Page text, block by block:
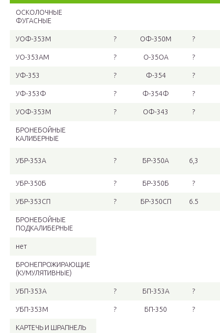
ОСКОЛОЧНЫЕ
ФУГАСНЫЕ
УОФ-353М ? ОФ-350М ?
УО-353АМ ? О-35OА ?
УФ-353 ? Ф-354 ?
УФ-353Ф ? Ф-354Ф ?
УОФ-353М ? ОФ-343 ?
БРОНЕБОЙНЫЕ
КАЛИБЕРНЫЕ
УБР-353А ? БР-350А 6,3
УБР-350Б ? БР-350Б ?
УБР-353СП ? БР-350СП 6.5
БРОНЕБОЙНЫЕ
ПОДКАЛИБЕРНЫЕ
нет
БРОНЕПРОЖИРАЮЩИЕ
(КУМУЛЯТИВНЫЕ)
УБП-353А ? БП-353А ?
УБП-353М ? БП-350 ?
КАРТЕЧЬ И ШРАПНЕЛЬ